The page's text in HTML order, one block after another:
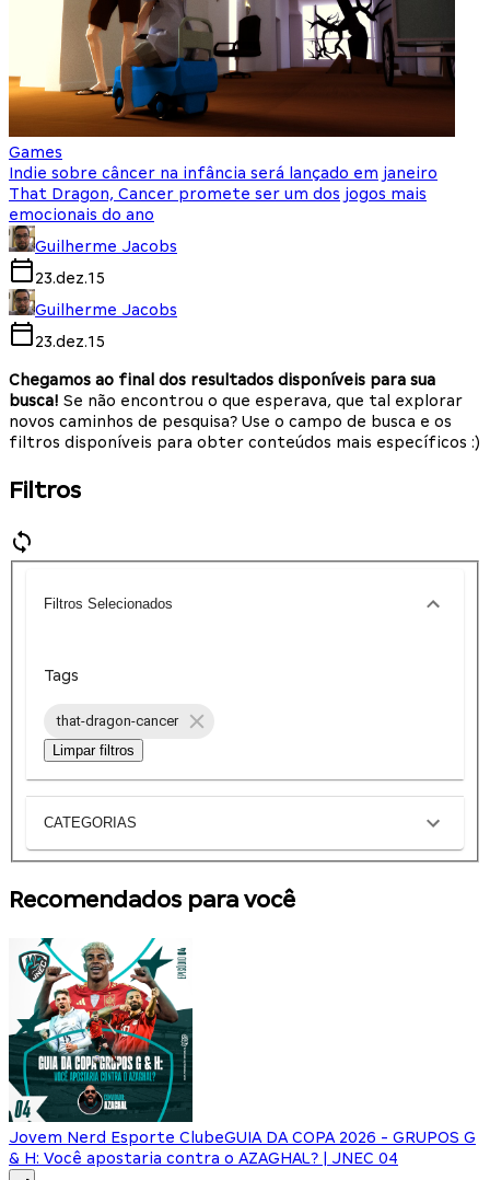
Games
Indie sobre câncer na infância será lançado em janeiro
That Dragon, Cancer promete ser um dos jogos mais
emocionais do ano
Guilherme Jacobs
23.dez.15
Guilherme Jacobs
23.dez.15
Chegamos ao final dos resultados disponíveis para sua
busca! Se não encontrou o que esperava, que tal explorar
novos caminhos de pesquisa? Use o campo de busca e os
filtros disponíveis para obter conteúdos mais específicos :)
Filtros
Filtros Selecionados
Tags
that-dragon-cancer
Limpar filtros
CATEGORIAS
Recomendados para você
Jovem Nerd Esporte ClubeGUIA DA COPA 2026 - GRUPOS G
& H: Você apostaria contra o AZAGHAL? | JNEC 04